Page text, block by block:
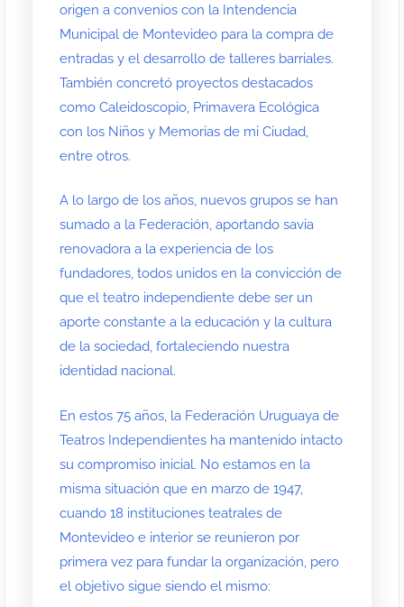
origen a convenios con la Intendencia
Municipal de Montevideo para la compra de
entradas y el desarrollo de talleres barriales.
También concretó proyectos destacados
como Caleidoscopio, Primavera Ecológica
con los Niños y Memorias de mi Ciudad,
entre otros.
A lo largo de los años, nuevos grupos se han
sumado a la Federación, aportando savia
renovadora a la experiencia de los
fundadores, todos unidos en la convicción de
que el teatro independiente debe ser un
aporte constante a la educación y la cultura
de la sociedad, fortaleciendo nuestra
identidad nacional.
En estos 75 años, la Federación Uruguaya de
Teatros Independientes ha mantenido intacto
su compromiso inicial. No estamos en la
misma situación que en marzo de 1947,
cuando 18 instituciones teatrales de
Montevideo e interior se reunieron por
primera vez para fundar la organización, pero
el objetivo sigue siendo el mismo: